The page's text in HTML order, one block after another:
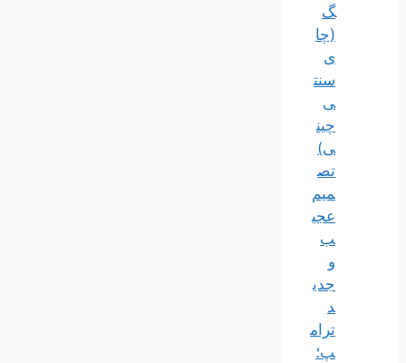
گ
(چا
ی
سنت
ی
چین
ی)
تص
میم
عجی
ب
جدی
د
ترام
پ؛